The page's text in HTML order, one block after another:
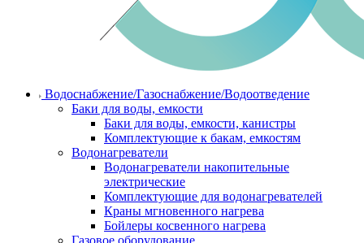
Водоснабжение/Газоснабжение/Водоотведение
Баки для воды, емкости
Баки для воды, емкости, канистры
Комплектующие к бакам, емкостям
Водонагреватели
Водонагреватели накопительные
электрические
Комплектующие для водонагревателей
Краны мгновенного нагрева
Бойлеры косвенного нагрева
Газовое оборудование